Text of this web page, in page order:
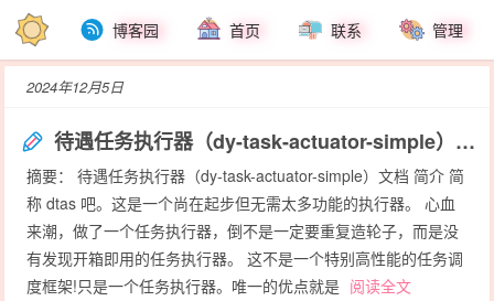
博客园 首页 联系 管理
2024年12月5日
待遇任务执行器（dy-task-actuator-simple）文档
摘要： 待遇任务执行器（dy-task-actuator-simple）文档 简介 简
称 dtas 吧。这是一个尚在起步但无需太多功能的执行器。 心血
来潮，做了一个任务执行器，倒不是一定要重复造轮子，而是没
有发现开箱即用的任务执行器。 ​这不是一个特别高性能的任务调
度框架!只是一个任务执行器。唯一的优点就是 阅读全文